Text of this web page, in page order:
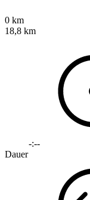
0 km
18,8 km
-:--
Dauer